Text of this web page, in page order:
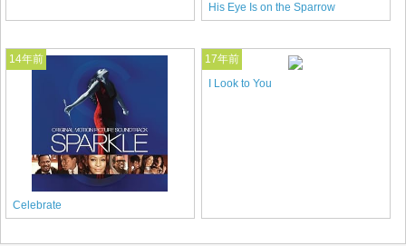
His Eye Is on the Sparrow
14年前
Celebrate
17年前
I Look to You